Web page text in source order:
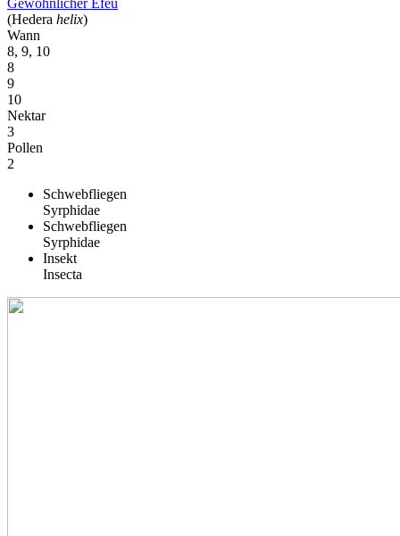
Gewöhnlicher Efeu
(Hedera helix)
Wann
8, 9, 10
8
9
10
Nektar
3
Pollen
2
Schwebfliegen
Syrphidae
Schwebfliegen
Syrphidae
Insekt
Insecta